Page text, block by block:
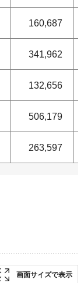
160,687
341,962
132,656
506,179
263,597
画面サイズで表示